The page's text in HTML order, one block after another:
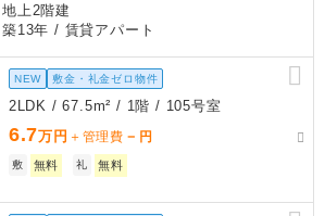
地上2階建
築13年 / 賃貸アパート
NEW 敷金・礼金ゼロ物件
2LDK / 67.5m² / 1階 / 105号室
6.7万円 ＋管理費 － 円
敷 無料 礼 無料